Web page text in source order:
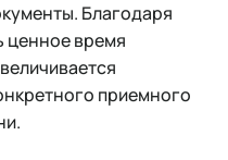
Благодаря
ценное время
приемного